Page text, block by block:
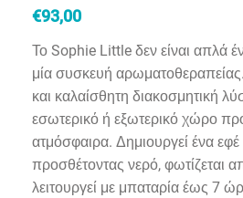
€93,00
Το Sophie Little δεν είναι απλά
μία συσκευή
και καλαίσθητη διακοσμητική
εσωτερικό ή εξωτερικό χώρο
ατμόσφαιρα. Δημιουργεί ένα
προσθέτοντας νερό, φωτίζεται
λειτουργεί με μπαταρία έως 7